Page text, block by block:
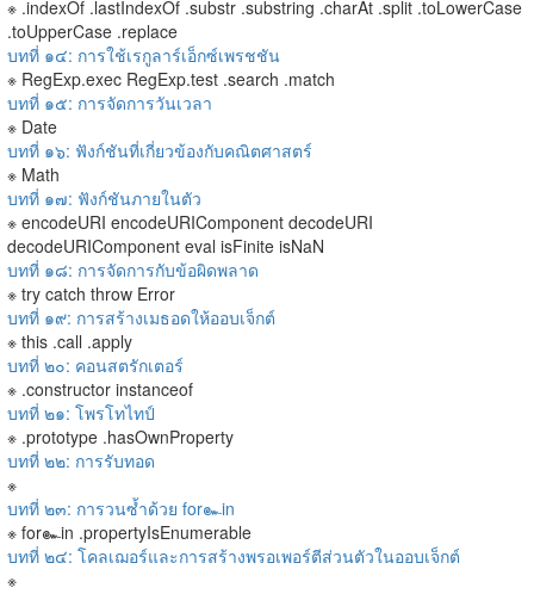
※ .indexOf .lastIndexOf .substr .substring .charAt .split .toLowerCase
.toUpperCase .replace
บทที่ ๑๔: การใช้เรกูลาร์เอ็กซ์เพรชชัน
※ RegExp.exec RegExp.test .search .match
บทที่ ๑๕: การจัดการวันเวลา
※ Date
บทที่ ๑๖: ฟังก์ชันที่เกี่ยวข้องกับคณิตศาสตร์
※ Math
บทที่ ๑๗: ฟังก์ชันภายในตัว
※ encodeURI encodeURIComponent decodeURI
decodeURIComponent eval isFinite isNaN
บทที่ ๑๘: การจัดการกับข้อผิดพลาด
※ try catch throw Error
บทที่ ๑๙: การสร้างเมธอดให้ออบเจ็กต์
※ this .call .apply
บทที่ ๒๐: คอนสตรักเตอร์
※ .constructor instanceof
บทที่ ๒๑: โพรโทไทป์
※ .prototype .hasOwnProperty
บทที่ ๒๒: การรับทอด
※
บทที่ ๒๓: การวนซ้ำด้วย for๛in
※ for๛in .propertyIsEnumerable
บทที่ ๒๔: โคลเฌอร์และการสร้างพรอเพอร์ตีส่วนตัวในออบเจ็กต์
※